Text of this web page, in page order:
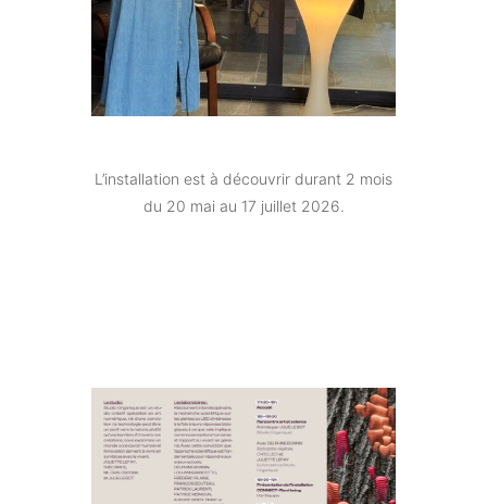
L’installation est à découvrir durant 2 mois
du 20 mai au 17 juillet 2026.